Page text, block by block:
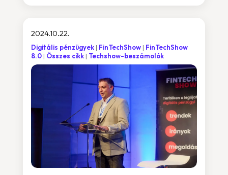
2024.10.22.
Digitális pénzügyek FinTechShow
FinTechShow
8.0
Összes cikk Techshow-beszámolók